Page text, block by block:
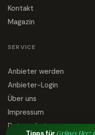
Kontakt
Magazin
SERVICE
Anbieter werden
Anbieter-Login
Über uns
Impressum
Datenschutz
Tipps fürGrünes Herz